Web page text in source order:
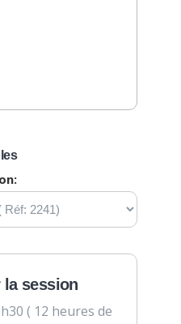
session
( 12 heures de